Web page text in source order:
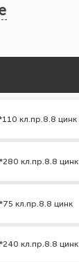
кл.пр.8.8 цинк
кл.пр.8.8 цинк
кл.пр.8.8 цинк
кл.пр.8.8 цинк